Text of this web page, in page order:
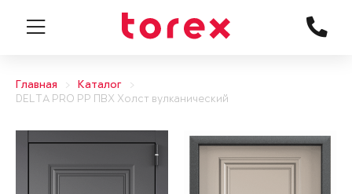
Главная
Каталог
DELTA PRO PP ПВХ Холст вулканический